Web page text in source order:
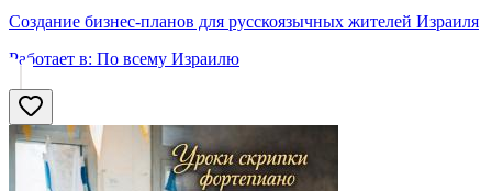
Создание бизнес-планов для русскоязычных жителей Израиля
Работает в: По всему Израилю